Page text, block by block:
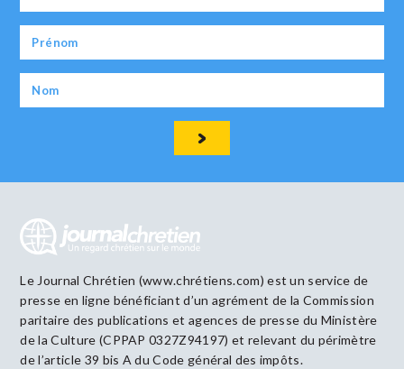
Le Journal Chrétien (www.chrétiens.com) est un service de
presse en ligne bénéficiant d’un agrément de la Commission
paritaire des publications et agences de presse du Ministère
de la Culture (CPPAP 0327Z94197) et relevant du périmètre
de l’article 39 bis A du Code général des impôts.